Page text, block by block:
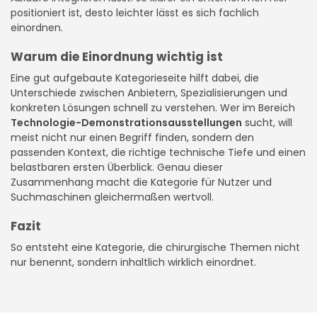
positioniert ist, desto leichter lässt es sich fachlich
einordnen.
Warum die Einordnung wichtig ist
Eine gut aufgebaute Kategorieseite hilft dabei, die
Unterschiede zwischen Anbietern, Spezialisierungen und
konkreten Lösungen schnell zu verstehen. Wer im Bereich
Technologie-Demonstrationsausstellungen sucht, will
meist nicht nur einen Begriff finden, sondern den
passenden Kontext, die richtige technische Tiefe und einen
belastbaren ersten Überblick. Genau dieser
Zusammenhang macht die Kategorie für Nutzer und
Suchmaschinen gleichermaßen wertvoll.
Fazit
So entsteht eine Kategorie, die chirurgische Themen nicht
nur benennt, sondern inhaltlich wirklich einordnet.